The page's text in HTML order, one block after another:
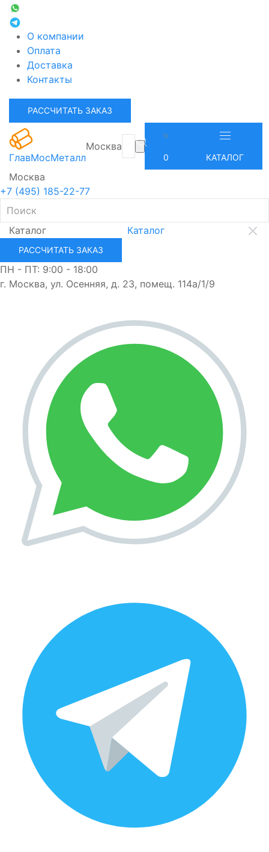
О компании
Оплата
Доставка
Контакты
РАССЧИТАТЬ ЗАКАЗ
ГлавМосМеталл
Москва
0 КАТАЛОГ
Москва
+7 (495) 185-22-77
Каталог Каталог
РАССЧИТАТЬ ЗАКАЗ
ПН - ПТ: 9:00 - 18:00
г. Москва, ул. Осенняя, д. 23, помещ. 114а/1/9